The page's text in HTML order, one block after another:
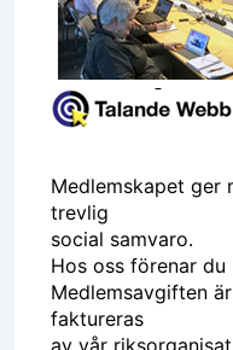
Medlemskapet ger
trevlig
social samvaro.
Hos oss förenar
Medlemsavgiften
faktureras